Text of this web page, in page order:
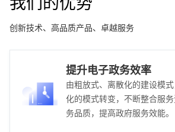
创新技术、高品质产品、卓越服务
提升电子政务效率
由粗放式、离散化的建设模
化的模式转变，不断整合服
务品质，提高政府服务效能。